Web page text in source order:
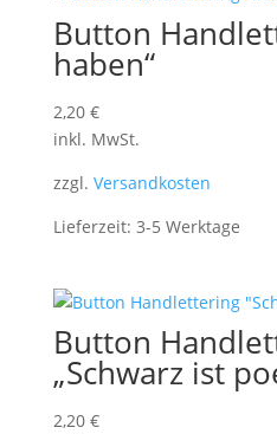
Button
haben“
2,20 €
inkl. MwSt.
zzgl. Versandkosten
Lieferzeit: 3-5 Werktage
Button
„Schwarz ist
2,20 €